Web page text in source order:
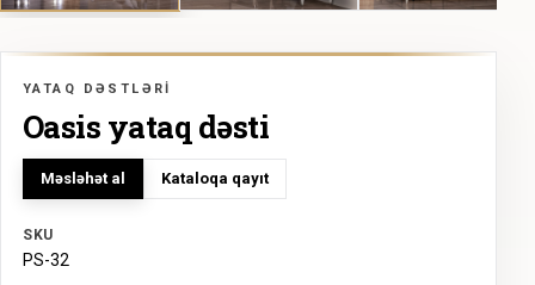
YATAQ DƏSTLƏRI
Oasis yataq dəsti
Məsləhət al Kataloqa qayıt
SKU
PS-32